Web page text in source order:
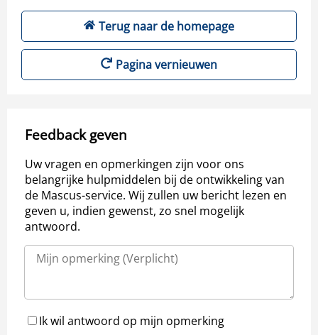
Terug naar de homepage
Pagina vernieuwen
Feedback geven
Uw vragen en opmerkingen zijn voor ons
belangrijke hulpmiddelen bij de ontwikkeling van
de Mascus-service. Wij zullen uw bericht lezen en
geven u, indien gewenst, zo snel mogelijk
antwoord.
Ik wil antwoord op mijn opmerking